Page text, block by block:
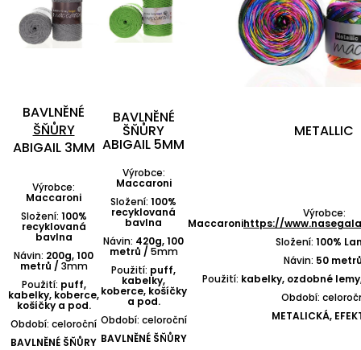
BAVLNĚNÉ
ŠŇŮRY
ABIGAIL 3MM
BAVLNĚNÉ
ŠŇŮRY
ABIGAIL 5MM
METALLIC
Výrobce:
Maccaroni
Složení: 100%
recyklovaná
bavlna
Návin: 200g, 100
metrů / 3mm
Použití: puff,
kabelky, koberce,
košíčky a pod.
Období: celoroční
BAVLNĚNÉ ŠŇŮRY
Výrobce:
Maccaroni
Složení: 100%
recyklovaná
bavlna
Návin: 420g, 100
metrů / 5mm
Použití: puff,
kabelky,
koberce, košíčky
a pod.
Období: celoroční
BAVLNĚNÉ ŠŇŮRY
Výrobce:
Maccaronihttps://
Složení: 100%
Návin: 50
Použití: kabelky, ozdobné
Období:
METALICKÁ,